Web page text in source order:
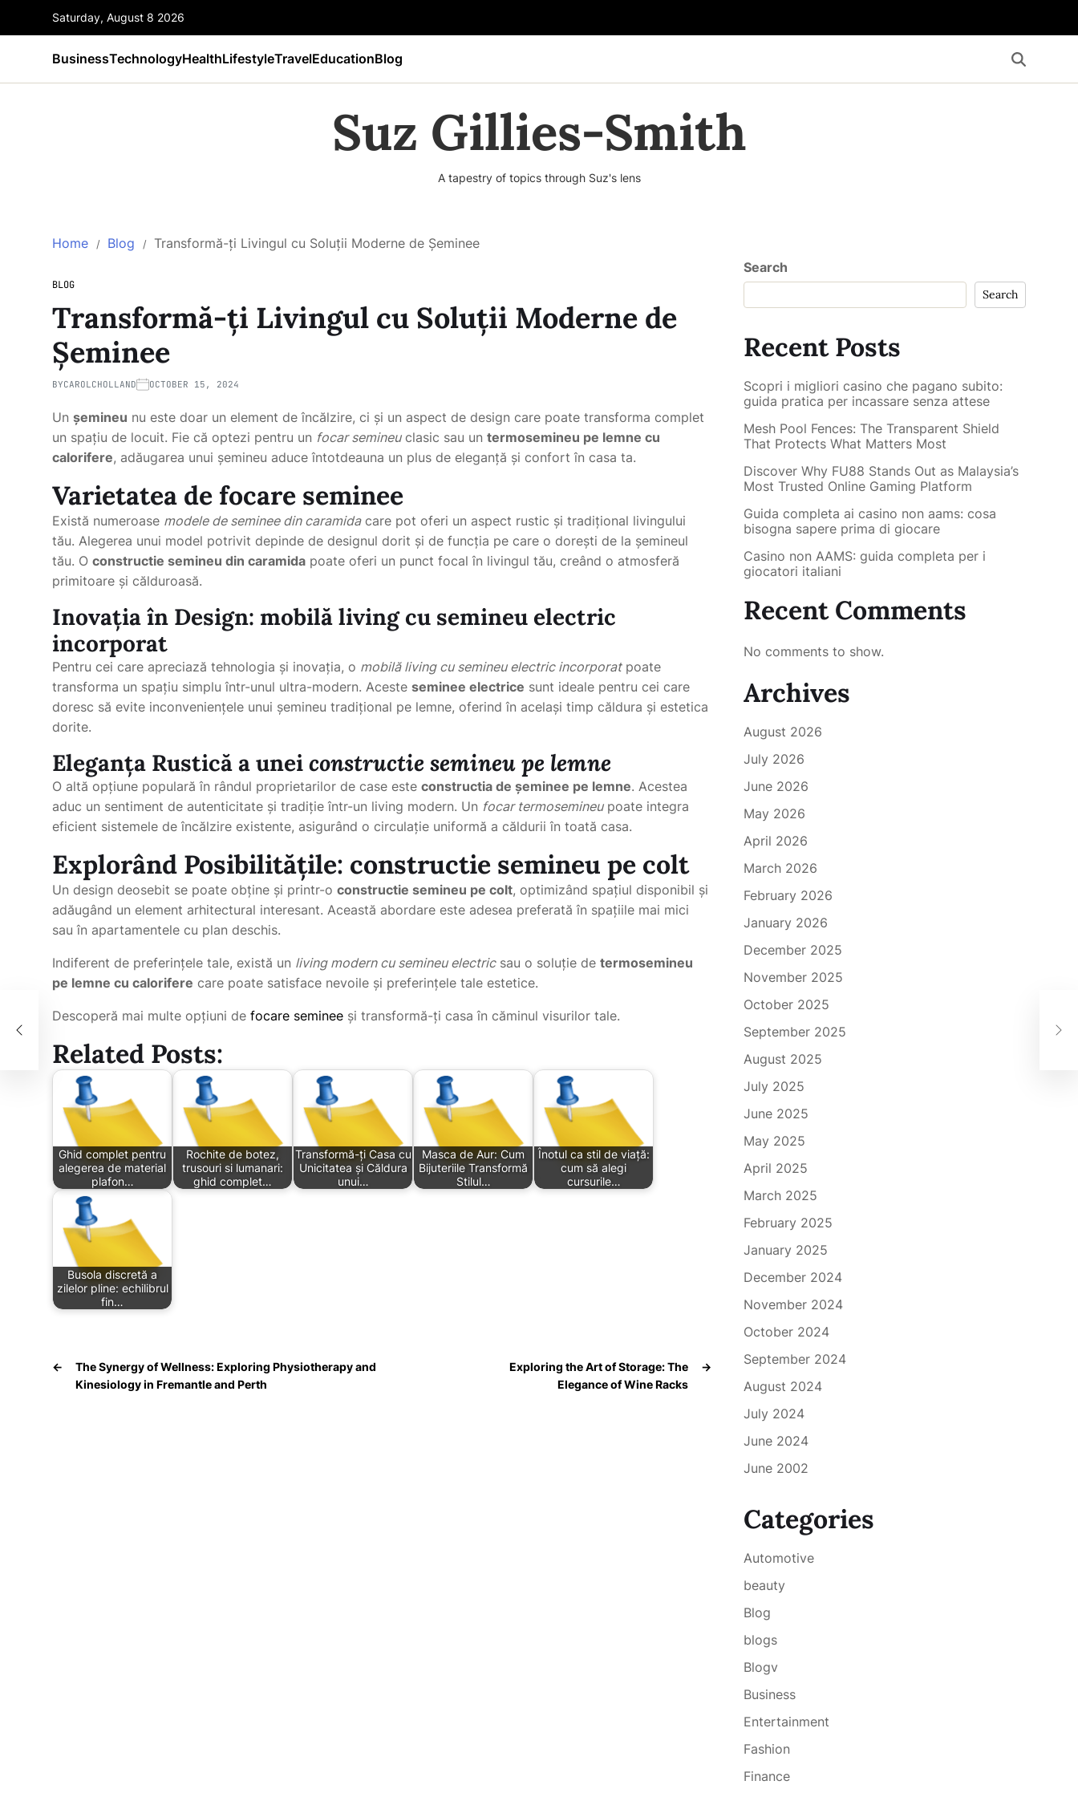
Saturday, August 8 2026
BusinessTechnologyHealthLifestyleTravelEducationBlog
Suz Gillies-Smith
A tapestry of topics through Suz's lens
Home Blog Transformă-ți Livingul cu Soluții Moderne de Șeminee
BLOG
Transformă-ți Livingul cu Soluții Moderne de
Șeminee
BYCAROLCHOLLAND OCTOBER 15, 2024
Un șemineu nu este doar un element de încălzire, ci și un aspect de design care poate transforma complet
un spațiu de locuit. Fie că optezi pentru un focar semineuclasic sau un termosemineu pe lemne cu
calorifere, adăugarea unui șemineu aduce întotdeauna un plus de eleganță și confort în casa ta.
Varietatea de focare seminee
Există numeroase modele de seminee din caramidacare pot oferi un aspect rustic și tradițional livingului
tău. Alegerea unui model potrivit depinde de designul dorit și de funcția pe care o dorești de la șemineul
tău. O constructie semineu din caramida poate oferi un punct focal în livingul tău, creând o atmosferă
primitoare și călduroasă.
Inovația în Design: mobilă living cu semineu electric
incorporat
Pentru cei care apreciază tehnologia și inovația, o mobilă living cu semineu electric incorporatpoate
transforma un spațiu simplu într-unul ultra-modern. Aceste seminee electrice sunt ideale pentru cei care
doresc să evite inconveniențele unui șemineu tradițional pe lemne, oferind în același timp căldura și estetica
dorite.
Eleganța Rustică a uneiconstructie semineu pe lemne
O altă opțiune populară în rândul proprietarilor de case este constructia de șeminee pe lemne. Acestea
aduc un sentiment de autenticitate și tradiție într-un living modern. Un focar termosemineupoate integra
eficient sistemele de încălzire existente, asigurând o circulație uniformă a căldurii în toată casa.
Explorând Posibilitățile: constructie semineu pe colt
Un design deosebit se poate obține și printr-o constructie semineu pe colt, optimizând spațiul disponibil și
adăugând un element arhitectural interesant. Această abordare este adesea preferată în spațiile mai mici
sau în apartamentele cu plan deschis.
Indiferent de preferințele tale, există un living modern cu semineu electricsau o soluție de termosemineu
pe lemne cu calorifere care poate satisface nevoile și preferințele tale estetice.
Descoperă mai multe opțiuni de focare seminee și transformă-ți casa în căminul visurilor tale.
Related Posts:
Ghid complet pentru
alegerea de material
plafon…
Rochite de botez,
trusouri si lumanari:
ghid complet…
Transformă-ți Casa cu
Unicitatea și Căldura
unui…
Masca de Aur: Cum
Bijuteriile Transformă
Stilul…
Înotul ca stil de viață:
cum să alegi
cursurile…
Busola discretă a
zilelor pline: echilibrul
fin…
←
The Synergy of Wellness: Exploring Physiotherapy and
Kinesiology in Fremantle and Perth
→
Exploring the Art of Storage: The
Elegance of Wine Racks
Search
Search
Recent Posts
Scopri i migliori casino che pagano subito:
guida pratica per incassare senza attese
Mesh Pool Fences: The Transparent Shield
That Protects What Matters Most
Discover Why FU88 Stands Out as Malaysia’s
Most Trusted Online Gaming Platform
Guida completa ai casino non aams: cosa
bisogna sapere prima di giocare
Casino non AAMS: guida completa per i
giocatori italiani
Recent Comments
No comments to show.
Archives
August 2026
July 2026
June 2026
May 2026
April 2026
March 2026
February 2026
January 2026
December 2025
November 2025
October 2025
September 2025
August 2025
July 2025
June 2025
May 2025
April 2025
March 2025
February 2025
January 2025
December 2024
November 2024
October 2024
September 2024
August 2024
July 2024
June 2024
June 2002
Categories
Automotive
beauty
Blog
blogs
Blogv
Business
Entertainment
Fashion
Finance